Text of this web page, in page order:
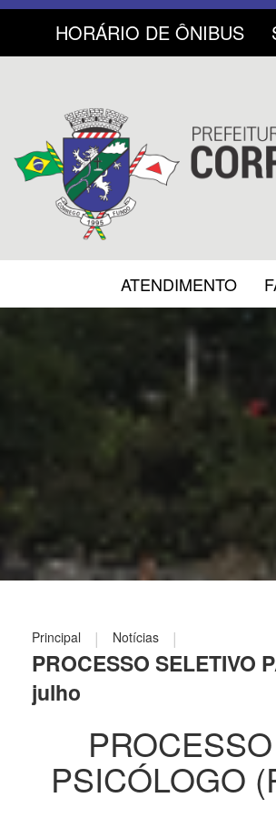
HORÁRIO DE ÔNIBUS
ATENDIMENTO
Principal | Notícias |
PROCESSO SELETIVO
julho
PSICÓLOGO